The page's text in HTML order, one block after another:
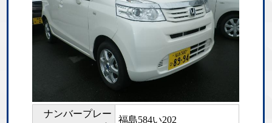
ナンバープレー
福島584い202